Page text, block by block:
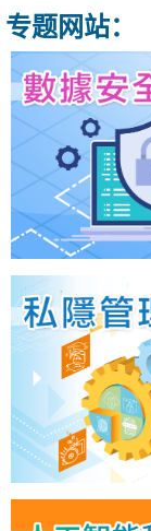
专题网站：